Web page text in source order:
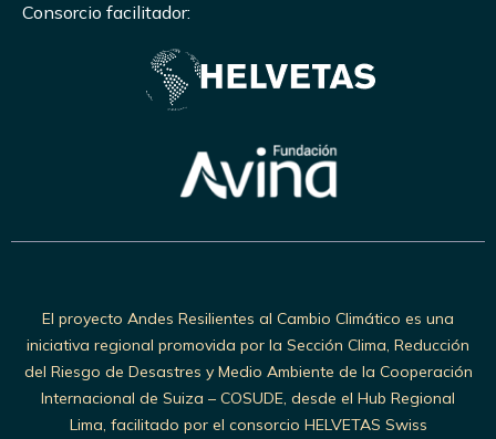
Consorcio facilitador:
El proyecto Andes Resilientes al Cambio Climático es una
iniciativa regional promovida por la Sección Clima, Reducción
del Riesgo de Desastres y Medio Ambiente de la Cooperación
Internacional de Suiza – COSUDE, desde el Hub Regional
Lima, facilitado por el consorcio HELVETAS Swiss